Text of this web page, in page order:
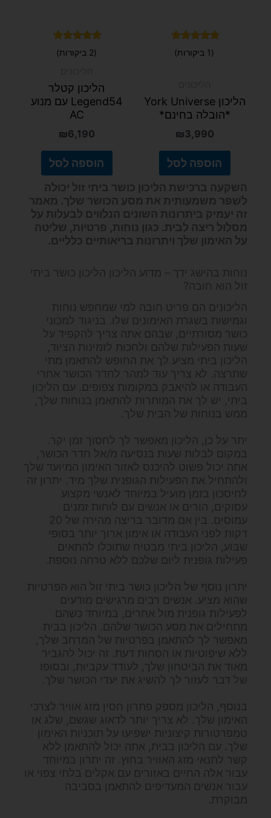
הליכון York Universe
*הובלה בחינם*
₪3,990
הוספה לסל
הליכון קטלר
Legend54 עם מנוע
AC
₪6,190
הוספה לסל
השקעה ברכישת הליכון כושר ביתי זול יכולה
לשפר משמעותית את מסע הכושר שלך. מאמר
זה יעמיק ביתרונות השונים הנלווים לבעלות על
מסלול ריצה לבית. כגון נוחות, פרטיות, שליטה
על האימון שלך ויתרונות בריאותיים כלליים.
נוחות בהישג ידך – מדוע הליכון הליכון כושר ביתי
זול הוא חובה?
הליכונים הם פריט חובה למי שמחפש נוחות
וגמישות בשגרת האימונים שלו. בניגוד למכוני
כושר מסורתיים, שבהם אתה צריך להקפיד על
שעות הפעילות שלהם ולחכות לזמינות הציוד,
הליכון ביתי מציע לך את החופש להתאמן מתי
שתרצה. לא צריך עוד למהר לחדר הכושר אחרי
העבודה או להיאבק במקומות צפופים. עם הליכון
ביתי, יש לך את המותרות להתאמן בנוחות שלך,
ממש בנוחות של הבית שלך.
יתר על כן, הליכון מאפשר לך לחסוך זמן יקר.
במקום לבלות שעות בנסיעה מ/אל חדר הכושר,
אתה יכול פשוט להיכנס לאזור האימון המיועד שלך
ולהתחיל את הפעילות הגופנית שלך מיד. יתרון זה
לחיסכון בזמן מועיל במיוחד לאנשי מקצוע
עסוקים, הורים או אנשים עם לוחות זמנים
עמוסים. בין אם מדובר בריצה מהירה של 20
דקות לפני העבודה או אימון ארוך יותר בסופי
שבוע, הליכון ביתי מבטיח שתוכלו להתאים
פעילות גופנית ליום שלכם ללא טרחה נוספת.
יתרון נוסף של הליכון כושר ביתי זול הוא הפרטיות
שהוא מציע. אנשים רבים מרגישים מודעים
לפעילות גופנית מול אחרים, במיוחד כשהם
מתחילים את מסע הכושר שלהם. הליכון בבית
מאפשר לך להתאמן בפרטיות של המרחב שלך,
ללא שיפוטיות או הסחות דעת. זה יכול להגביר
מאוד את הביטחון שלך, לעודד עקביות, ובסופו
של דבר לעזור לך להשיג את יעדי הכושר שלך.
בנוסף, הליכון מספק פתרון חסין מזג אוויר לצרכי
האימון שלך. לא צריך יותר לדאוג שגשם, שלג או
טמפרטורות קיצוניות ישפיעו על תוכניות האימון
שלך. עם הליכון בבית, אתה יכול להתאמן ללא
קשר לתנאי מזג האוויר בחוץ. זה יתרון במיוחד
עבור אלה החיים באזורים עם אקלים בלתי צפוי או
עבור אנשים המעדיפים להתאמן בסביבה
מבוקרת.